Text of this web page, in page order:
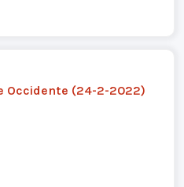
Occidente (24-2-2022)